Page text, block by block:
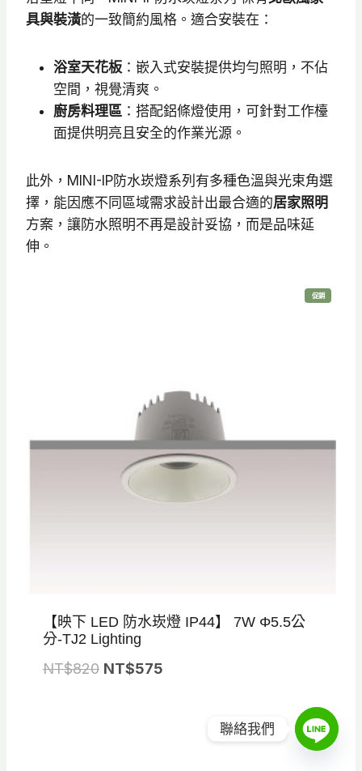
9
到
N
T
$
2
0
具與裝潢的一致簡約風格。適合安裝在：
浴室天花板 ：嵌入式安裝提供均勻照明，不佔
空間，視覺清爽。
廚房料理區 ：搭配鋁條燈使用，可針對工作檯
面提供明亮且安全的作業光源。
此外，MINI-IP防水崁燈系列有多種色溫與光束角選
擇，能因應不同區域需求設計出最合適的居家照明
方案，讓防水照明不再是設計妥協，而是品味延
伸。
促銷特
價
【映下 LED 防水崁燈 IP44】 7W Φ5.5公
分-TJ2 Lighting
NT$820 原
NT$575目
促銷特
價
品
聯絡我們